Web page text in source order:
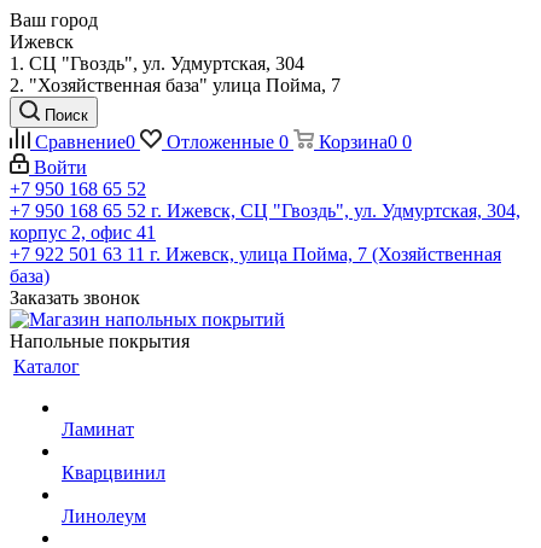
Ваш город
Ижевск
1. СЦ "Гвоздь", ул. Удмуртская, 304
2. "Хозяйственная база" улица Пойма, 7
Поиск
Сравнение0 Отложенные 0 Корзина0 0
Войти
+7 950 168 65 52
+7 950 168 65 52 г. Ижевск, СЦ "Гвоздь", ул. Удмуртская, 304,
корпус 2, офис 41
+7 922 501 63 11 г. Ижевск, улица Пойма, 7 (Хозяйственная
база)
Заказать звонок
Напольные покрытия
Каталог
Ламинат
Кварцвинил
Линолеум